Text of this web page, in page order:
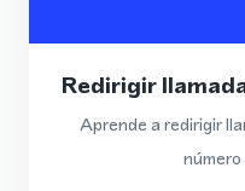
Redirigir
Aprende a redirigir